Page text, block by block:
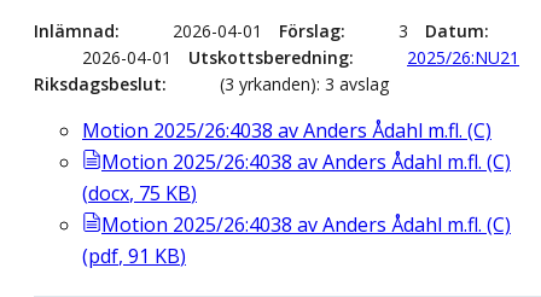
Inlämnad 2026-04-01 Förslag 3
Datum
2026-04-01
Utskottsberedning
2025/26:NU21
Riksdagsbeslut
(3 yrkanden): 3 avslag
Motion 2025/26:4038 av Anders Ådahl m.fl. (C)
Motion 2025/26:4038 av Anders Ådahl m.fl. (C)
(docx, 75 KB)
Motion 2025/26:4038 av Anders Ådahl m.fl. (C)
(pdf, 91 KB)